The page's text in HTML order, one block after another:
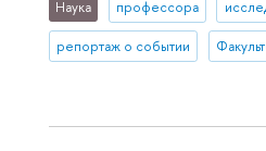
Наука профессора
репортаж о событии